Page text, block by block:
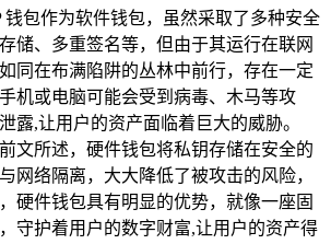
钱包作为软件钱包，虽然采取了多种安全
储、多重签名等，但由于其运行在联网
同在布满陷阱的丛林中前行，存在一定
机或电脑可能会受到病毒、木马等攻
露,让用户的资产面临着巨大的威胁。
文所述，硬件钱包将私钥存储在安全的
网络隔离，大大降低了被攻击的风险，
硬件钱包具有明显的优势，就像一座固
守护着用户的数字财富,让用户的资产得